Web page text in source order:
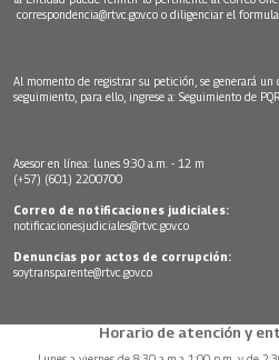
correspondencia@rtvc.gov.co o diligenciar el
Al momento de registrar su petición, se generará
seguimiento, para ello, ingrese a: Seguimiento de
Asesor en línea: lunes 9:30 a.m. - 12 m
(+57) (601) 2200700
Correo de notificaciones judiciales:
notificacionesjudiciales@rtvc.gov.co
Denuncias por actos de corrupción:
soytransparente@rtvc.gov.co
Horario de atención y